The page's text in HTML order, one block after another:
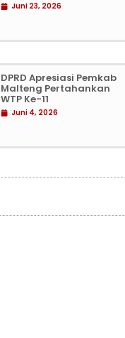
Juni 23, 2026
DPRD Apresiasi Pemkab
Malteng Pertahankan
WTP Ke-11
Juni 4, 2026